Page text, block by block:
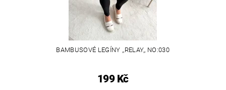
BAMBUSOVÉ LEGÍNY ,,RELAY,, NO:030
199 Kč